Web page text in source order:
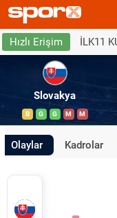
Hızlı Erişim İLK11
Slovakya
B G G M M
Olaylar Kadrolar